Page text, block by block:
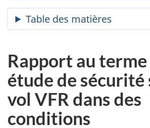
Rapport au
étude de sécurité
vol VFR dans des
conditions